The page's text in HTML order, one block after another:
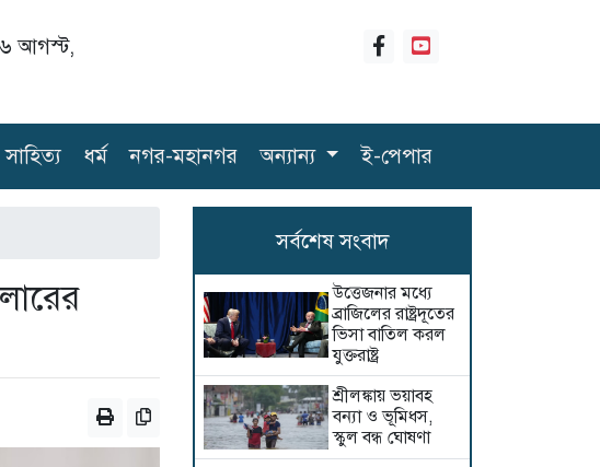
আগস্ট,
সাহিত্য ধর্ম নগর-মহানগর অন্যান্য ই-পেপার
সর্বশেষ সংবাদ
উত্তেজনার মধ্যে
ব্রাজিলের রাষ্ট্রদূতের
ভিসা বাতিল করল
যুক্তরাষ্ট্র
শ্রীলঙ্কায় ভয়াবহ
বন্যা ও ভূমিধস,
স্কুল বন্ধ ঘোষণা